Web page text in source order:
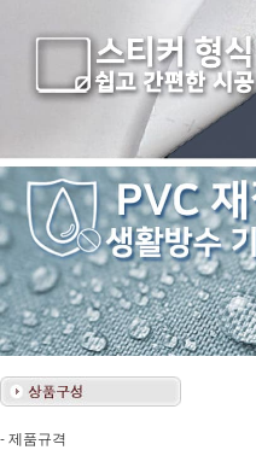
- 제품규격